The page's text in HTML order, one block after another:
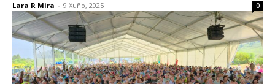
Lara R Mira - 9 Xuño, 2025 0